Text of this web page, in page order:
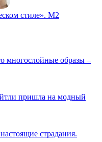
стиле». М2
многослойные образы –
пришла на модный
страдания.